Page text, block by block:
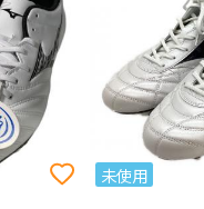
未使用